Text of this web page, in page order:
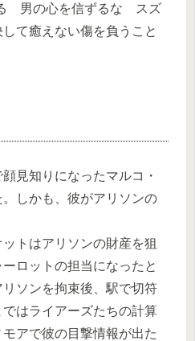
男の心を信ずるな スズ
て癒えない傷を負うこと
見知りになったマルコ・
しかも、彼がアリソンの
トはアリソンの財産を狙
ロットの担当になったと
ソンを拘束後、駅で切符
はライアーズたちの計算
アで彼の目撃情報が出た